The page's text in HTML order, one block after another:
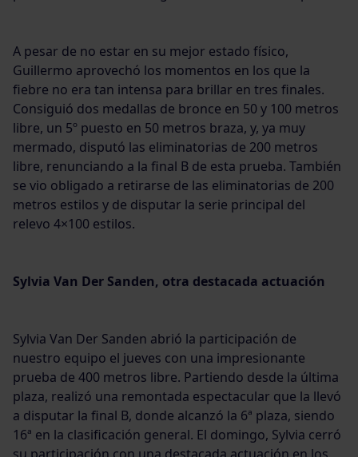
A pesar de no estar en su mejor estado físico,
Guillermo aprovechó los momentos en los que la
fiebre no era tan intensa para brillar en tres finales.
Consiguió dos medallas de bronce en 50 y 100 metros
libre, un 5º puesto en 50 metros braza, y, ya muy
mermado, disputó las eliminatorias de 200 metros
libre, renunciando a la final B de esta prueba. También
se vio obligado a retirarse de las eliminatorias de 200
metros estilos y de disputar la serie principal del
relevo 4×100 estilos.
Sylvia Van Der Sanden, otra destacada actuación
Sylvia Van Der Sanden abrió la participación de
nuestro equipo el jueves con una impresionante
prueba de 400 metros libre. Partiendo desde la última
plaza, realizó una remontada espectacular que la llevó
a disputar la final B, donde alcanzó la 6ª plaza, siendo
16ª en la clasificación general. El domingo, Sylvia cerró